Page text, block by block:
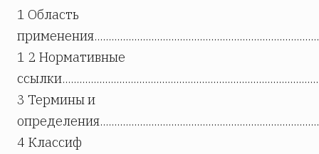
1 Область
1 2 Нормативные
3 Термины и
4 Классиф